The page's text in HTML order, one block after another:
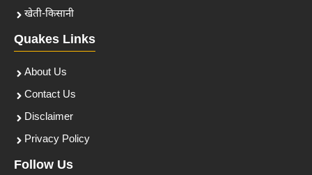
खेती-किसानी
Quakes Links
About Us
Contact Us
Disclaimer
Privacy Policy
Follow Us